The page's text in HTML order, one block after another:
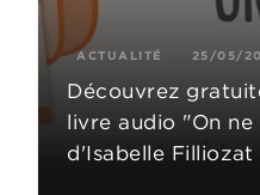
ACTUALITÉ 25/05/
Découvrez
livre audio "On
d'Isabelle Filliozat